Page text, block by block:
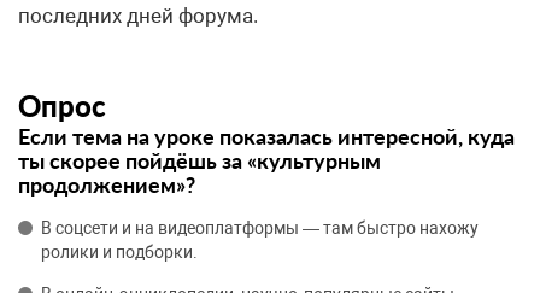
последних дней форума.
Опрос
Если тема на уроке показалась интересной, куда
ты скорее пойдёшь за «культурным
продолжением»?
В соцсети и на видеоплатформы — там быстро нахожу
ролики и подборки.